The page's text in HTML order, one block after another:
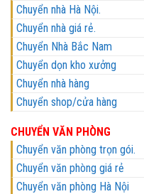
Chuyển nhà Hà Nội.
Chuyển nhà giá rẻ.
Chuyển Nhà Bắc Nam
Chuyển dọn kho xưởng
Chuyển nhà hàng
Chuyển shop/cửa hàng
CHUYỂN VĂN PHÒNG
Chuyển văn phòng trọn gói.
Chuyển văn phòng giá rẻ
Chuyển văn phòng Hà Nội